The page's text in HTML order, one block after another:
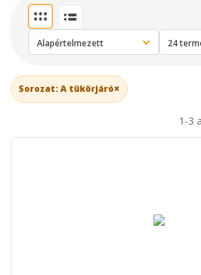
Sorozat: A tükörjáró×
1-3